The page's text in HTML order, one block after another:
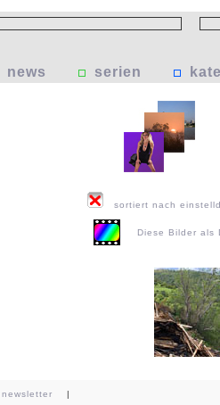
news serien
sortiert nach
Diese Bilder als
newsletter |